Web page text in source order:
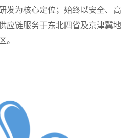
发为核心定位；始终以安全、高
应链服务于东北四省及京津冀地
。